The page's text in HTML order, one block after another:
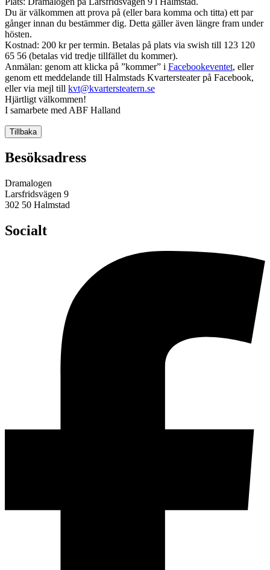
Du är välkommen att prova på (eller bara komma och titta) ett par
gånger innan du bestämmer dig. Detta gäller även längre fram under
hösten.
Kostnad: 200 kr per termin. Betalas på plats via swish till 123 120
65 56 (betalas vid tredje tillfället du kommer).
Anmälan: genom att klicka på ”kommer” i Facebookeventet, eller
genom ett meddelande till Halmstads Kvartersteater på Facebook,
eller via mejl till kvt@kvartersteatern.se
Hjärtligt välkommen!
I samarbete med ABF Halland
Tillbaka
Besöksadress
Dramalogen
Larsfridsvägen 9
302 50 Halmstad
Socialt